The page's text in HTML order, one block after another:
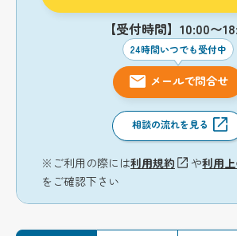
【受付時間】10:00〜
24時間いつでも受付中
メールで問合せ
相談の流れを見る
※ご利用の際には利用規約 や利用
をご確認下さい